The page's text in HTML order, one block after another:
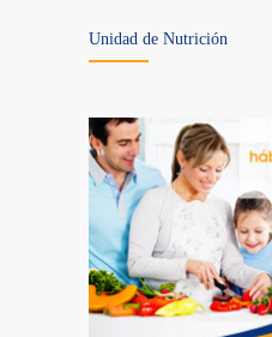
Unidad de Nutrición